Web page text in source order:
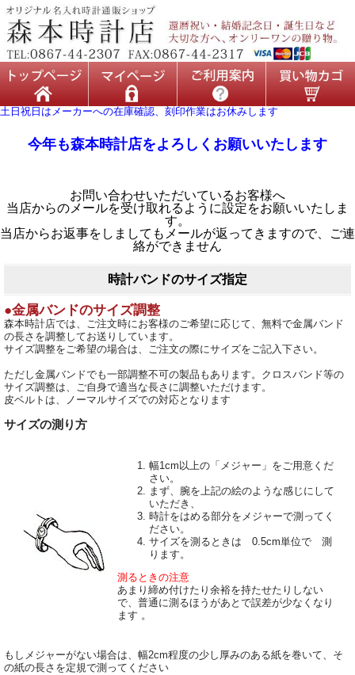
土日祝日はメーカーへの在庫確認、刻印作業はお休みします
今年も森本時計店をよろしくお願いいたします
お問い合わせいただいているお客様へ
当店からのメールを受け取れるように設定をお願いいたしま
す。
当店からお返事をしましてもメールが返ってきますので、ご連
絡ができません
時計バンドのサイズ指定
●金属バンドのサイズ調整
森本時計店では、ご注文時にお客様のご希望に応じて、無料で金属バンド
の長さを調整してお送りしています。
サイズ調整をご希望の場合は、ご注文の際にサイズをご記入下さい。
ただし金属バンドでも一部調整不可の製品もあります。クロスバンド等の
サイズ調整は、ご自身で適当な長さに調整いただけます。
皮ベルトは、ノーマルサイズでの対応となります
サイズの測り方
幅1cm以上の「メジャー」をご用意くだ
さい。
まず、腕を上記の絵のような感じにして
いただき、
時計をはめる部分をメジャーで測ってく
ださい。
サイズを測るときは 0.5cm単位で 測
ります。
測るときの注意
あまり締め付けたり余裕を持たせたりしない
で、普通に測るほうがあとで誤差が少なくなり
ます 。
もしメジャーがない場合は、幅2cm程度の少し厚みのある紙を巻いて、そ
の紙の長さを定規で測ってください